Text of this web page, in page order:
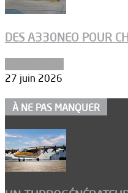
DES A330NEO POUR
27 juin 2026
À NE PAS MANQUER